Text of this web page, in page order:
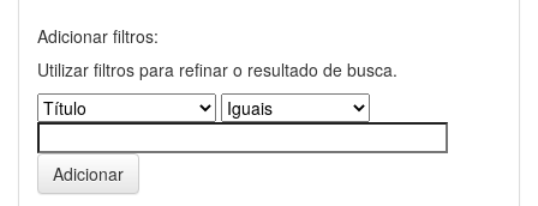
Adicionar filtros:
Utilizar filtros para refinar o resultado de busca.